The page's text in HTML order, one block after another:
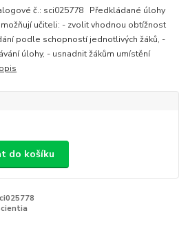
č.: sci025778 Předkládané úlohy
učiteli: - zvolit vhodnou obtížnost
podle schopností jednotlivých žáků, -
úlohy, - usnadnit žákům umístění
do košíku